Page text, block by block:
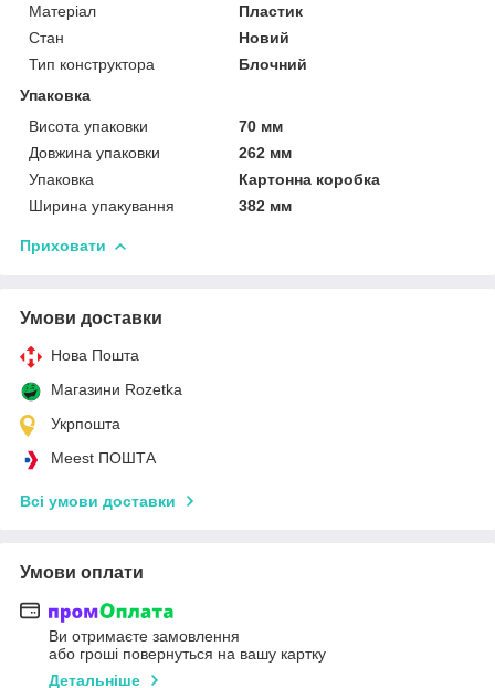
Матеріал
Пластик
Стан
Новий
Тип конструктора
Блочний
Упаковка
Висота упаковки
70 мм
Довжина упаковки
262 мм
Упаковка
Картонна коробка
Ширина упакування
382 мм
Приховати
Умови доставки
Нова Пошта
Магазини Rozetka
Укрпошта
Meest ПОШТА
Всі умови доставки
Умови оплати
Ви отримаєте замовлення
або гроші повернуться на вашу картку
Детальніше